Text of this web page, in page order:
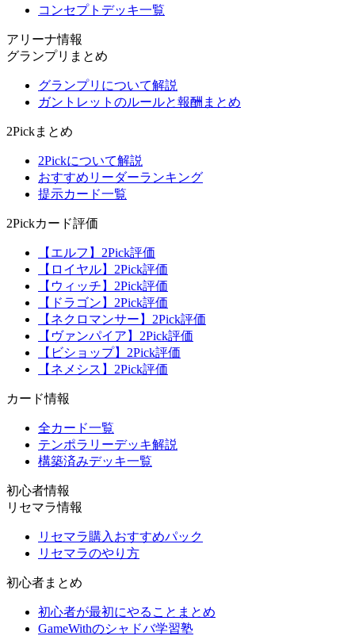
コンセプトデッキ一覧
アリーナ情報
グランプリまとめ
グランプリについて解説
ガントレットのルールと報酬まとめ
2Pickまとめ
2Pickについて解説
おすすめリーダーランキング
提示カード一覧
2Pickカード評価
【エルフ】2Pick評価
【ロイヤル】2Pick評価
【ウィッチ】2Pick評価
【ドラゴン】2Pick評価
【ネクロマンサー】2Pick評価
【ヴァンパイア】2Pick評価
【ビショップ】2Pick評価
【ネメシス】2Pick評価
カード情報
全カード一覧
テンポラリーデッキ解説
構築済みデッキ一覧
初心者情報
リセマラ情報
リセマラ購入おすすめパック
リセマラのやり方
初心者まとめ
初心者が最初にやることまとめ
GameWithのシャドバ学習塾